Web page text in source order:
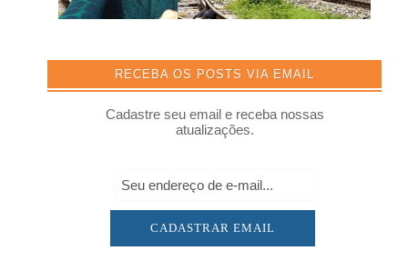
RECEBA OS POSTS VIA EMAIL
Cadastre seu email e receba nossas
atualizações.